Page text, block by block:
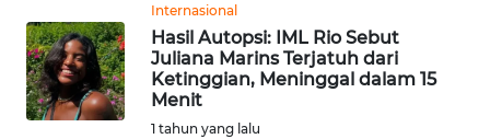
Internasional
Hasil Autopsi: IML Rio Sebut
Juliana Marins Terjatuh dari
Ketinggian, Meninggal dalam 15
Menit
1 tahun yang lalu
OPINI
EDITORIAL